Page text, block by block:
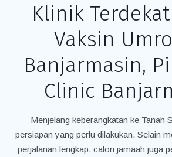
Klinik
Vaksin
Banjarmasin,
Clinic
Menjelang keberangkatan ke Tanah
persiapan yang perlu dilakukan. Selain
perjalanan lengkap, calon jamaah juga